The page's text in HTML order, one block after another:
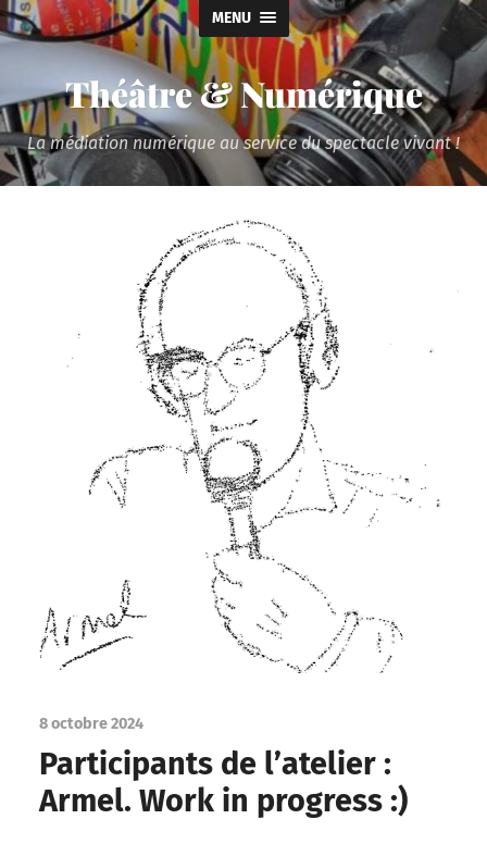
MENU
Théâtre & Numérique
La médiation numérique au service du spectacle vivant !
8 octobre 2024
Participants de l’atelier :
Armel. Work in progress :)